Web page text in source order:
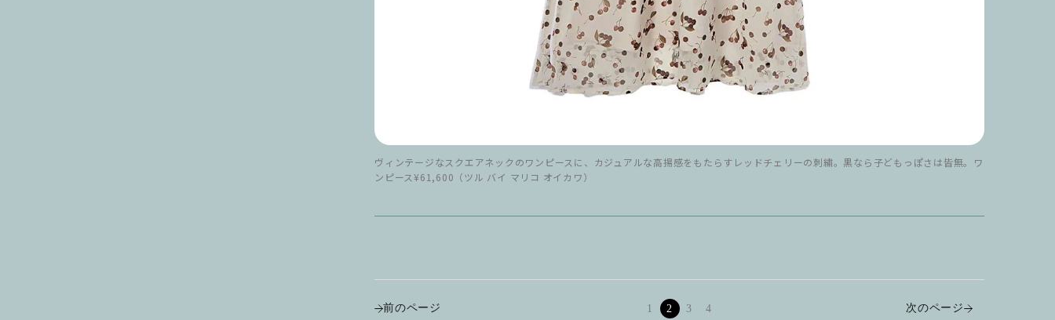
ヴィンテージなスクエアネックのワンピースに、カジュアルな高揚感をもたらすレッドチェリーの刺繍。黒なら子どもっぽさは皆無。ワ
ンピース¥61,600（ツル バイ マリコ オイカワ）
前のページ 1 2 3 4 次のページ